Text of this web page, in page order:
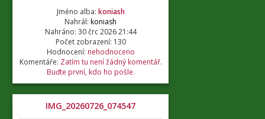
Jméno alba: koniash
Nahrál: koniash
Nahráno: 30 črc 2026 21:44
Počet zobrazení: 130
Hodnocení: nehodnoceno
Komentáře: Zatím tu není žádný komentář.
Buďte první, kdo ho pošle.
IMG_20260726_074547